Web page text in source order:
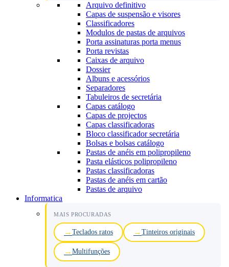
Arquivo definitivo
Capas de suspensão e visores
Classificadores
Modulos de pastas de arquivos
Porta assinaturas porta menus
Porta revistas
Caixas de arquivo
Dossier
Albuns e acessórios
Separadores
Tabuleiros de secretária
Capas catálogo
Capas de projectos
Capas classificadoras
Bloco classificador secretária
Bolsas e bolsas catálogo
Pastas de anéis em polipropileno
Pasta elásticos polipropileno
Pastas classificadoras
Pastas de anéis em cartão
Pastas de arquivo
Informatica
MAIS PROCURADAS
Teclados ratos Tinteiros originais
Multifunções